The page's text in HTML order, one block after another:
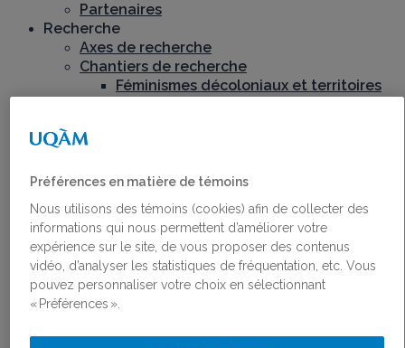
Partenaires
Recherche
Axes de recherche
Chantiers de recherche
Féminismes décoloniaux et territoires
Projets financés par le RéQEF
Concours : Appui aux projets scientifiques et
aux chantiers de recherche
Publications
Toutes les publications
Ligne du temps de l’histoire des femmes au
Québec
Activités
Bourses
Préférences en matière de témoins
Nous utilisons des témoins (cookies) afin de collecter des
informations qui nous permettent d’améliorer votre
expérience sur le site, de vous proposer des contenus
vidéo, d’analyser les statistiques de fréquentation, etc. Vous
pouvez personnaliser votre choix en sélectionnant
« Préférences ».